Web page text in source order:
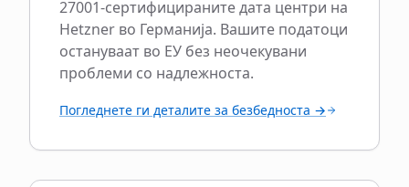
27001-сертифицираните дата центри на
Hetzner во Германија. Вашите податоци
остануваат во ЕУ без неочекувани
проблеми со надлежноста.
Погледнете ги деталите за безбедноста →